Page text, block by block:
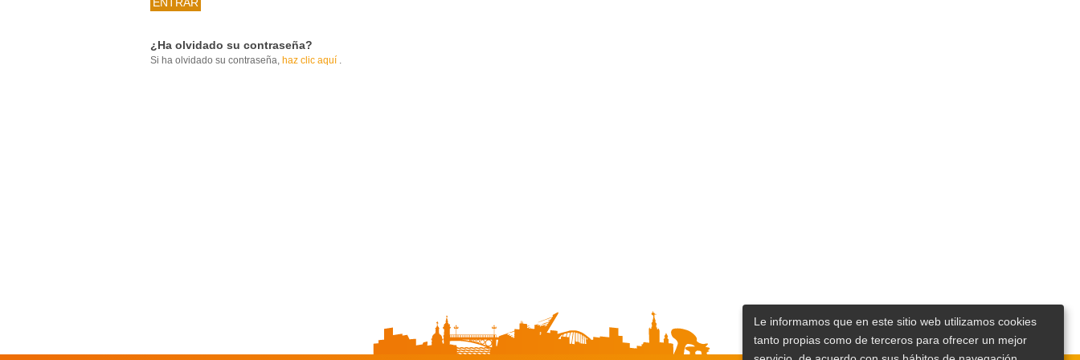
¿Ha olvidado su contraseña?
Si ha olvidado su contraseña, haz clic aquí .
Le informamos que en este sitio web utilizamos cookies
tanto propias como de terceros para ofrecer un mejor